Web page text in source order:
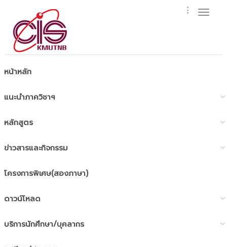
หน้าหลัก
แนะนำภาควิชาฯ
หลักสูตร
ข่าวสารและกิจกรรม
โครงการพิเศษ(สองภาษา)
ดาวน์โหลด
บริการนักศึกษา/บุคลากร